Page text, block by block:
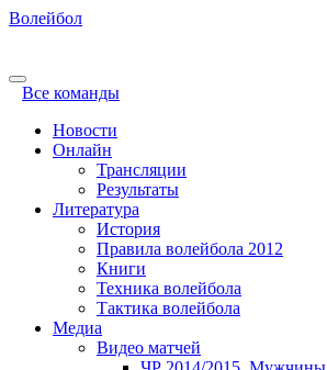
Волейбол
Все команды
Новости
Онлайн
Трансляции
Результаты
Литература
История
Правила волейбола 2012
Книги
Техника волейбола
Тактика волейбола
Медиа
Видео матчей